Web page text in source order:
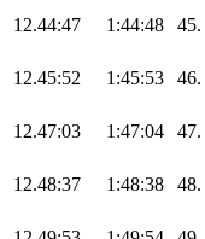
12.44:47 1:44:48 45.
12.45:52 1:45:53 46.
12.47:03 1:47:04 47.
12.48:37 1:48:38 48.